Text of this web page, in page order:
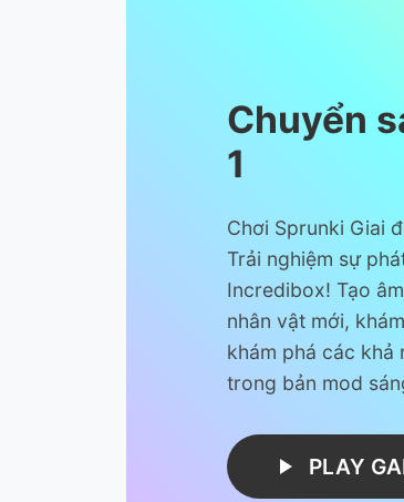
Chuyển
1
Chơi Sprunki Giai
Trải nghiệm sự
Incredibox! Tạo
nhân vật mới,
khám phá các khả
trong bản mod
PLAY